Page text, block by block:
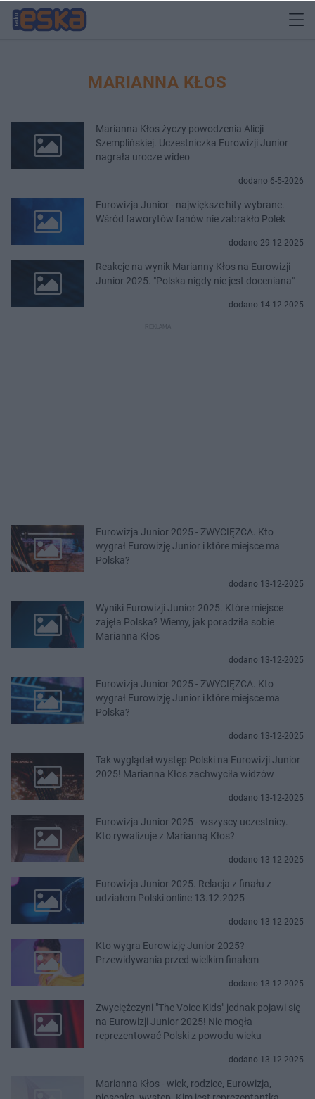
MARIANNA KŁOS
Marianna Kłos życzy powodzenia Alicji
Szemplińskiej. Uczestniczka Eurowizji Junior
nagrała urocze wideo
dodano 6-5-2026
Eurowizja Junior - największe hity wybrane.
Wśród faworytów fanów nie zabrakło Polek
dodano 29-12-2025
Reakcje na wynik Marianny Kłos na Eurowizji
Junior 2025. "Polska nigdy nie jest doceniana"
dodano 14-12-2025
Eurowizja Junior 2025 - ZWYCIĘZCA. Kto
wygrał Eurowizję Junior i które miejsce ma
Polska?
dodano 13-12-2025
Wyniki Eurowizji Junior 2025. Które miejsce
zajęła Polska? Wiemy, jak poradziła sobie
Marianna Kłos
dodano 13-12-2025
Eurowizja Junior 2025 - ZWYCIĘZCA. Kto
wygrał Eurowizję Junior i które miejsce ma
Polska?
dodano 13-12-2025
Tak wyglądał występ Polski na Eurowizji Junior
2025! Marianna Kłos zachwyciła widzów
dodano 13-12-2025
Eurowizja Junior 2025 - wszyscy uczestnicy.
Kto rywalizuje z Marianną Kłos?
dodano 13-12-2025
Eurowizja Junior 2025. Relacja z finału z
udziałem Polski online 13.12.2025
dodano 13-12-2025
Kto wygra Eurowizję Junior 2025?
Przewidywania przed wielkim finałem
dodano 13-12-2025
Zwyciężczyni "The Voice Kids" jednak pojawi się
na Eurowizji Junior 2025! Nie mogła
reprezentować Polski z powodu wieku
dodano 13-12-2025
Marianna Kłos - wiek, rodzice, Eurowizja,